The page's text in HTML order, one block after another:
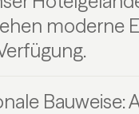
moderne
Bauweise: